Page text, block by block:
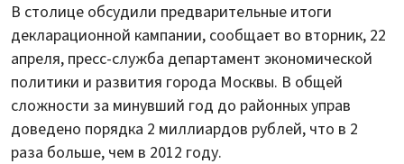
В столице обсудили предварительные итоги
декларационной кампании, сообщает во вторник, 22
апреля, пресс-служба департамент экономической
политики и развития города Москвы. В общей
сложности за минувший год до районных управ
доведено порядка 2 миллиардов рублей, что в 2
раза больше, чем в 2012 году.